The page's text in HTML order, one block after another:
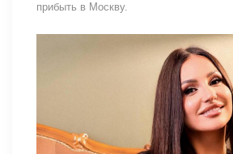
прибыть в Москву.